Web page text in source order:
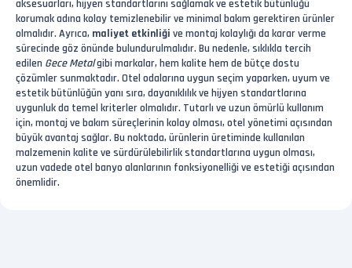
aksesuarları, hijyen standartlarını sağlamak ve estetik bütünlüğü
korumak adına kolay temizlenebilir ve minimal bakım gerektiren ürünler
olmalıdır. Ayrıca, maliyet etkinliği ve montaj kolaylığı da karar verme
sürecinde göz önünde bulundurulmalıdır. Bu nedenle, sıklıkla tercih
edilen Gece Metalgibi markalar, hem kalite hem de bütçe dostu
çözümler sunmaktadır. Otel odalarına uygun seçim yaparken, uyum ve
estetik bütünlüğün yanı sıra, dayanıklılık ve hijyen standartlarına
uygunluk da temel kriterler olmalıdır. Tutarlı ve uzun ömürlü kullanım
için, montaj ve bakım süreçlerinin kolay olması, otel yönetimi açısından
büyük avantaj sağlar. Bu noktada, ürünlerin üretiminde kullanılan
malzemenin kalite ve sürdürülebilirlik standartlarına uygun olması,
uzun vadede otel banyo alanlarının fonksiyonelliği ve estetiği açısından
önemlidir.